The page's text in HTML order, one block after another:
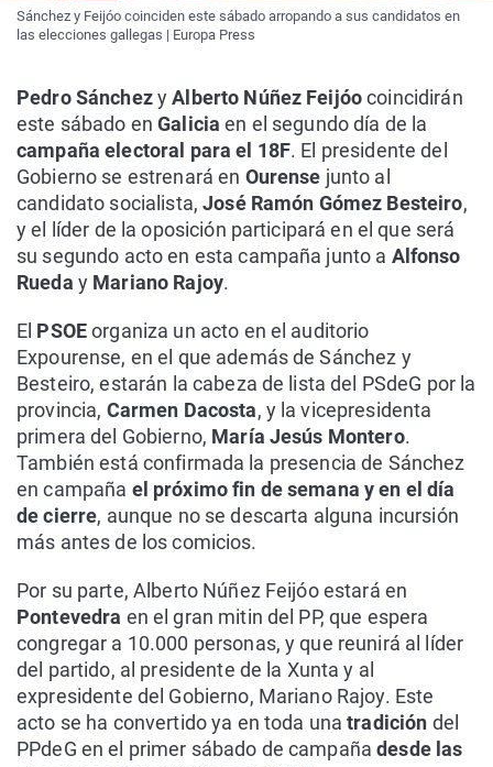
Sánchez y Feijóo coinciden este sábado arropando a sus candidatos en
las elecciones gallegas | Europa Press
Pedro SánchezyAlberto Núñez Feijóocoincidirán
este sábado enGaliciaen el segundo día de la
campaña electoral para el 18F. El presidente del
Gobierno se estrenará en Ourense junto al
candidato socialista,José Ramón Gómez Besteiro,
y el líder de la oposición participará en el que será
su segundo acto en esta campaña junto a Alfonso
Rueda y Mariano Rajoy.
El PSOEorganiza un acto en el auditorio
Expourense, en el que además de Sánchez y
Besteiro, estarán la cabeza de lista del PSdeG por la
provincia, Carmen Dacosta, y la vicepresidenta
primera del Gobierno, María Jesús Montero.
También está confirmada la presencia de Sánchez
en campaña el próximo fin de semana y en el día
de cierre, aunque no se descarta alguna incursión
más antes de los comicios.
Por su parte, Alberto Núñez Feijóo estará en
Pontevedra en el gran mitin del PP, que espera
congregar a 10.000 personas, y que reunirá al líder
del partido, al presidente de la Xunta y al
expresidente del Gobierno, Mariano Rajoy. Este
acto se ha convertido ya en toda unatradición del
PPdeG en el primer sábado de campañadesde las